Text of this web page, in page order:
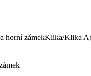
Klika/Klika